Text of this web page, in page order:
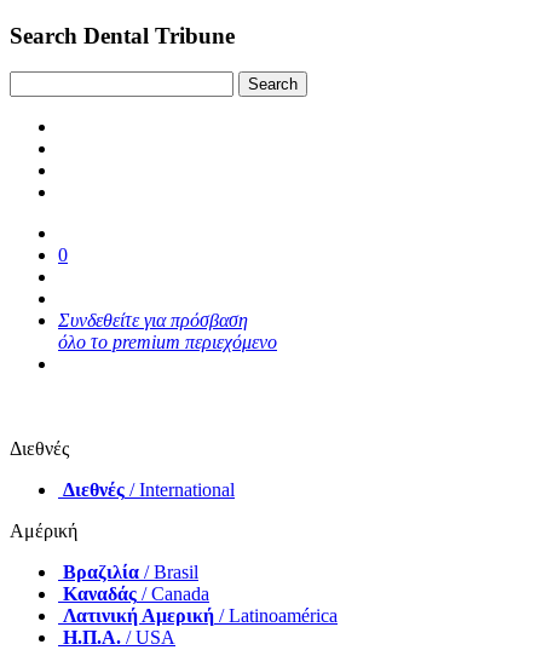
Search Dental Tribune
0
Συνδεθείτε για πρόσβαση
όλο το premium περιεχόμενο
Διεθνές
Διεθνές / International
Αμέρική
Βραζιλία / Brasil
Καναδάς / Canada
Λατινική Αμερική / Latinoamérica
Η.Π.Α. / USA